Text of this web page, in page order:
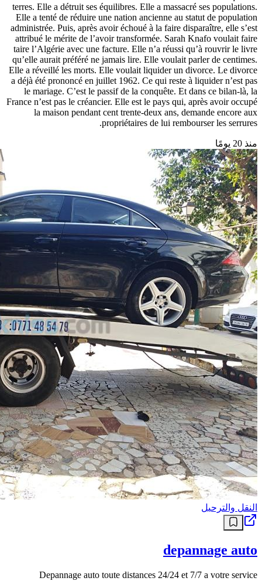
منذ 20 يومًا
النقل والترحيل
depannage auto
Depannage auto toute distances 24/24 et 7/7 a votre service